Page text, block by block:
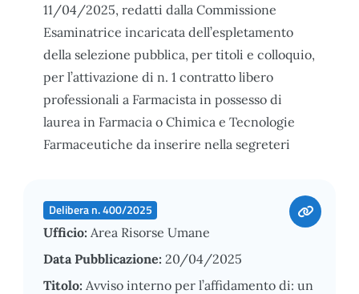
11/04/2025, redatti dalla Commissione
Esaminatrice incaricata dell’espletamento
della selezione pubblica, per titoli e colloquio,
per l’attivazione di n. 1 contratto libero
professionali a Farmacista in possesso di
laurea in Farmacia o Chimica e Tecnologie
Farmaceutiche da inserire nella segreteri
Delibera n. 400/2025
Ufficio: Area Risorse Umane
Data Pubblicazione: 20/04/2025
Titolo: Avviso interno per l’affidamento di: un